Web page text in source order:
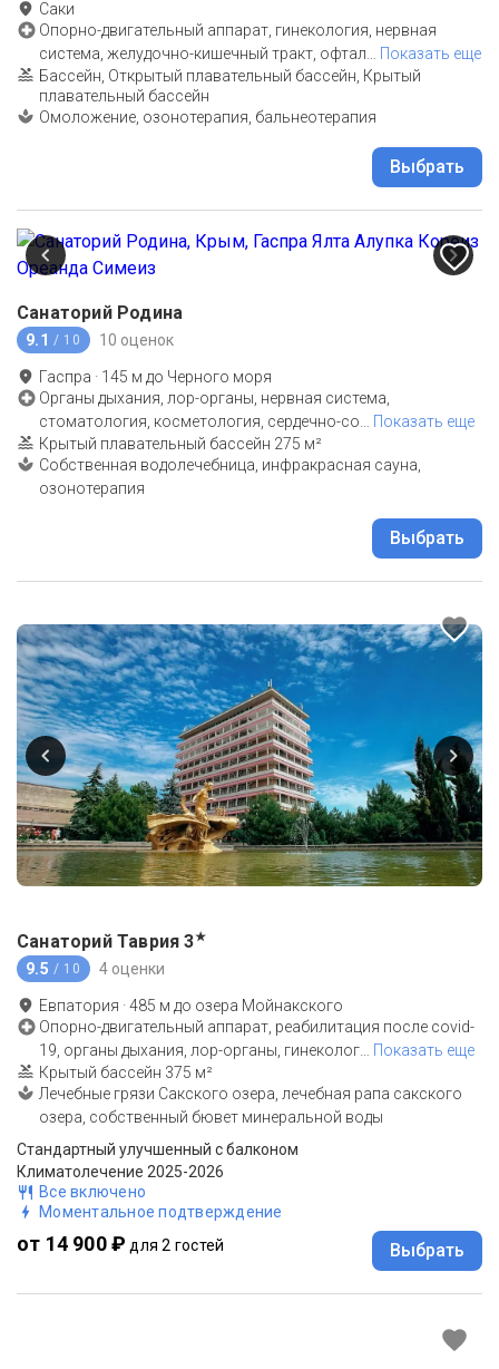
Саки
Опорно-двигательный аппарат, гинекология, нервная
система, желудочно-кишечный тракт, офтал… Показать еще
Бассейн, Открытый плавательный бассейн, Крытый
плавательный бассейн
Омоложение, озонотерапия, бальнеотерапия
Выбрать
Санаторий Родина
9.1 / 10 10 оценок
Гаспра · 145 м до Черного моря
Органы дыхания, лор-органы, нервная система,
стоматология, косметология, сердечно-со… Показать еще
Крытый плавательный бассейн 275 м²
Собственная водолечебница, инфракрасная сауна,
озонотерапия
Выбрать
Санаторий Таврия 3★
9.5 / 10 4 оценки
Евпатория ·485 м до озера Мойнакского
Опорно-двигательный аппарат, реабилитация после covid-
19, органы дыхания, лор-органы, гинеколог
Показать еще
Крытый бассейн 375 м²
Лечебные грязи Сакского озера, лечебная рапа сакского
озера, собственный бювет минеральной воды
Стандартный улучшенный с балконом
Климатолечение 2025-2026
Все включено
Моментальное подтверждение
от 14 900 ₽ для 2 гостей Выбрать